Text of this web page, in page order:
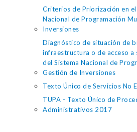
Criterios de Priorización en
Nacional de Programación
Inversiones
Diagnóstico de situación de
infraestructura o de acceso a
del Sistema Nacional de
Gestión de Inversiones
Texto Único de Servicios No
TUPA - Texto Único de
Administrativos 2017